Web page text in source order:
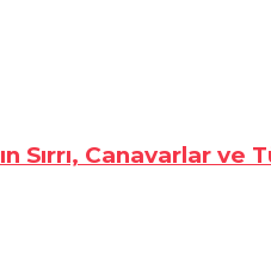
Canavarlar ve